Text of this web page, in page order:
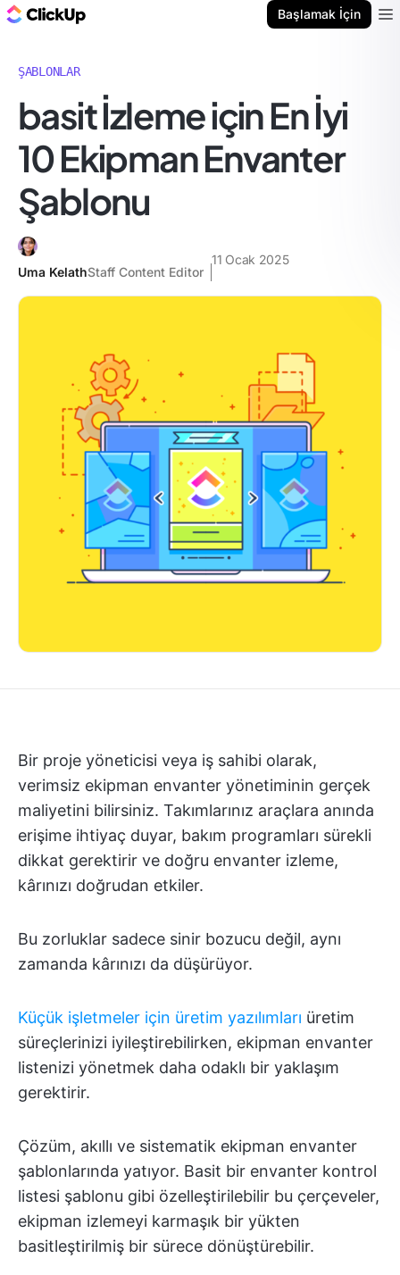
Başlamak İçin
ŞABLONLAR
basit İzleme için En İyi
10 Ekipman Envanter
Şablonu
Uma KelathStaff Content Editor
11 Ocak 2025
Bir proje yöneticisi veya iş sahibi olarak,
verimsiz ekipman envanter yönetiminin gerçek
maliyetini bilirsiniz. Takımlarınız araçlara anında
erişime ihtiyaç duyar, bakım programları sürekli
dikkat gerektirir ve doğru envanter izleme,
kârınızı doğrudan etkiler.
Bu zorluklar sadece sinir bozucu değil, aynı
zamanda kârınızı da düşürüyor.
Küçük işletmeler için üretim yazılımları üretim
süreçlerinizi iyileştirebilirken, ekipman envanter
listenizi yönetmek daha odaklı bir yaklaşım
gerektirir.
Çözüm, akıllı ve sistematik ekipman envanter
şablonlarında yatıyor. Basit bir envanter kontrol
listesi şablonu gibi özelleştirilebilir bu çerçeveler,
ekipman izlemeyi karmaşık bir yükten
basitleştirilmiş bir sürece dönüştürebilir.